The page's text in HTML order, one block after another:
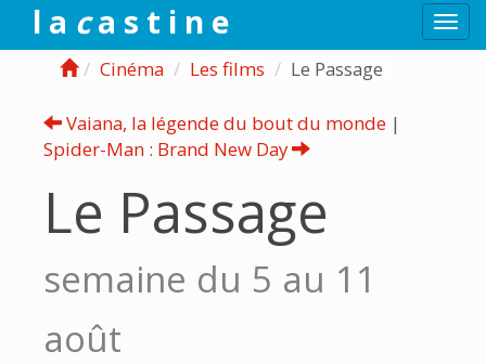
l a ca s t i n e
Cinéma Les films Le Passage
Vaiana, la légende du bout du monde |
Spider-Man : Brand New Day
Le Passage
semaine du 5 au 11
août